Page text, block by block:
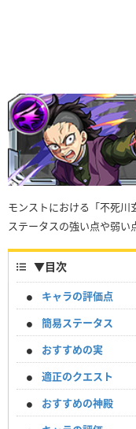
モンストにおける「不死川
ステータスの強い点や弱い
▼目次
キャラの評価点
簡易ステータス
おすすめの実
適正のクエスト
おすすめの神殿